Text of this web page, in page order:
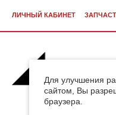
Для улучшения
сайтом, Вы
браузера.
ЛИЧНЫЙ КАБИНЕТ